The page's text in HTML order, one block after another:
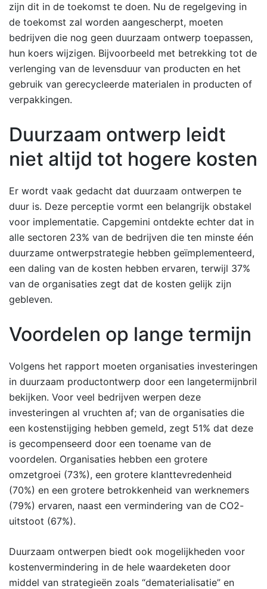
zijn dit in de toekomst te doen. Nu de regelgeving in
de toekomst zal worden aangescherpt, moeten
bedrijven die nog geen duurzaam ontwerp toepassen,
hun koers wijzigen. Bijvoorbeeld met betrekking tot de
verlenging van de levensduur van producten en het
gebruik van gerecycleerde materialen in producten of
verpakkingen.
Duurzaam ontwerp leidt
niet altijd tot hogere kosten
Er wordt vaak gedacht dat duurzaam ontwerpen te
duur is. Deze perceptie vormt een belangrijk obstakel
voor implementatie. Capgemini ontdekte echter dat in
alle sectoren 23% van de bedrijven die ten minste één
duurzame ontwerpstrategie hebben geïmplementeerd,
een daling van de kosten hebben ervaren, terwijl 37%
van de organisaties zegt dat de kosten gelijk zijn
gebleven.
Voordelen op lange termijn
Volgens het rapport moeten organisaties investeringen
in duurzaam productontwerp door een langetermijnbril
bekijken. Voor veel bedrijven werpen deze
investeringen al vruchten af; van de organisaties die
een kostenstijging hebben gemeld, zegt 51% dat deze
is gecompenseerd door een toename van de
voordelen. Organisaties hebben een grotere
omzetgroei (73%), een grotere klanttevredenheid
(70%) en een grotere betrokkenheid van werknemers
(79%) ervaren, naast een vermindering van de CO2-
uitstoot (67%).
Duurzaam ontwerpen biedt ook mogelijkheden voor
kostenvermindering in de hele waardeketen door
middel van strategieën zoals “dematerialisatie” en